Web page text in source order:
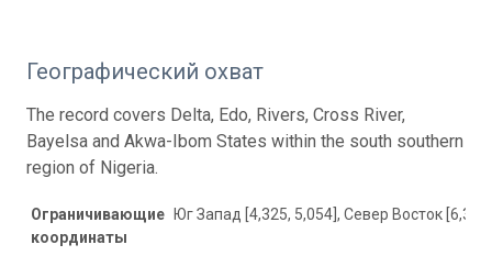
Географический охват
The record covers Delta, Edo, Rivers, Cross River,
Bayelsa and Akwa-Ibom States within the south southern
region of Nigeria.
Ограничивающие
координаты
Юг Запад [4,325, 5,054], Север Восток